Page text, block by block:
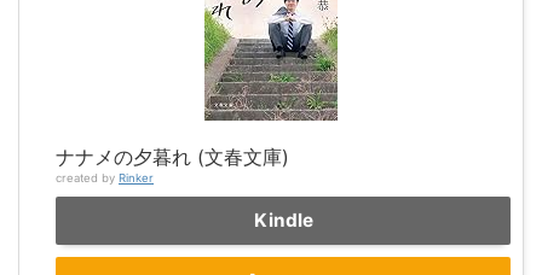
ナナメの夕暮れ (文春文庫)
created by Rinker
Kindle